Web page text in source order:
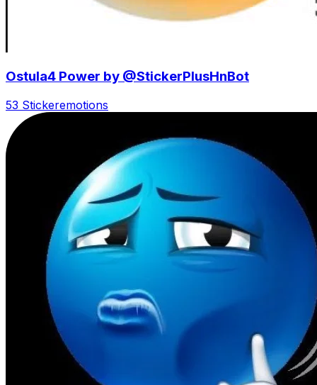
Ostula4 Power by @StickerPlusHnBot
53 Stickeremotions